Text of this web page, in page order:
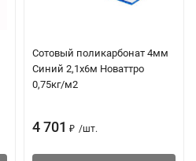
Сотовый поликарбонат 4мм
Синий 2,1х6м Новаттро
0,75кг/м2
4 701 ₽ /шт.